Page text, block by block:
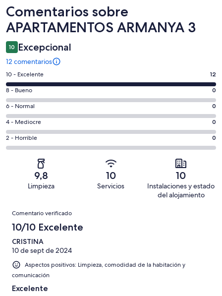
Comentarios
Comentarios sobre
APARTAMENTOS ARMANYA 3
10 Excepcional
12 comentarios
12
comentarios
de
un
total
de
12
con
puntuación
Excelente
10 - Excelente 12
0
comentarios
de
un
total
de
puntuación
Bueno
8 - Bueno 0
0
comentarios
de
un
total
de
Normal
6 - Normal 0
0
comentarios
de
puntuación
de
4 - Mediocre 0
0
comentarios
con
una
puntuación
de
Horrible
2 - Horrible 0
9,8
Limpieza
10
Servicios
10
Instalaciones y estado
del alojamiento
Comentarios
Comentario verificado
10/10 Excelente
CRISTINA
10 de sept de 2024
Aspectos positivos: Limpieza, comodidad de la habitación y
comunicación
Excelente